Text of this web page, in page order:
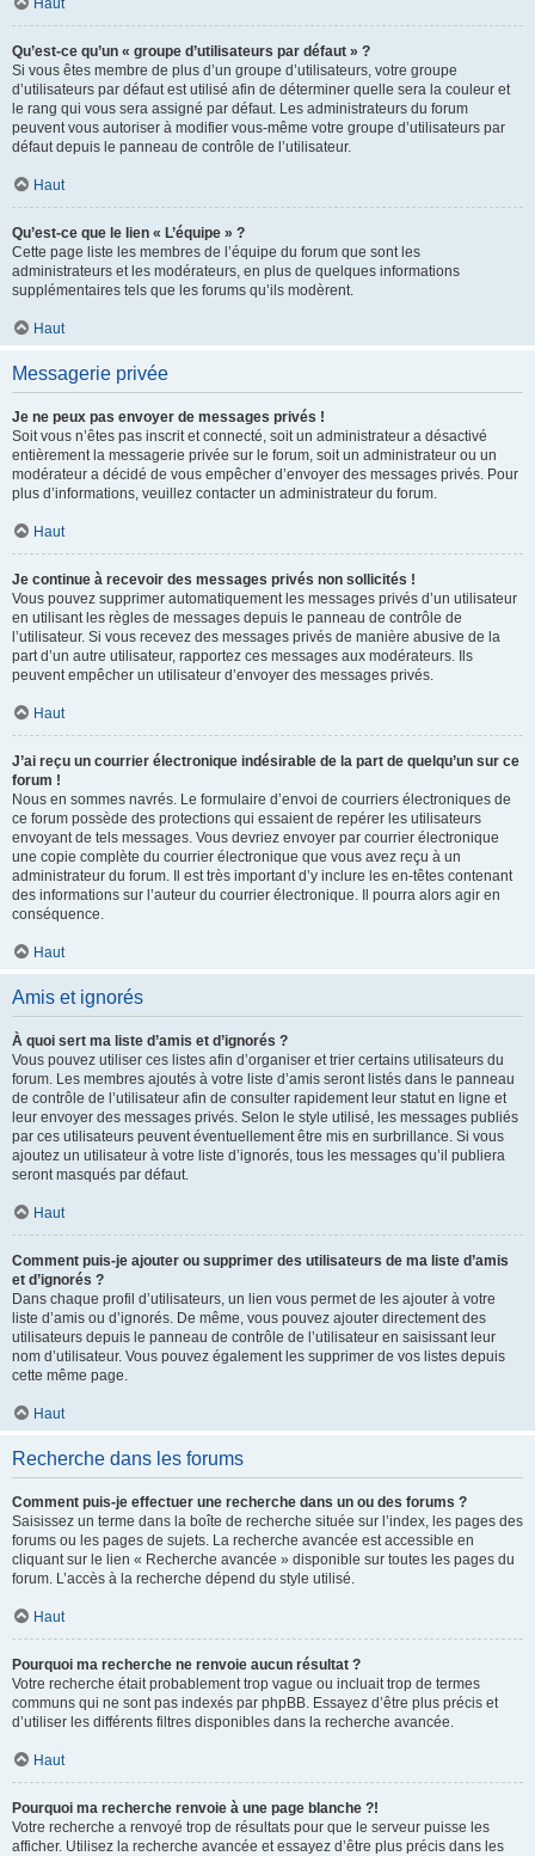
Haut
Qu’est-ce qu’un « groupe d’utilisateurs par défaut » ?
Si vous êtes membre de plus d’un groupe d’utilisateurs, votre groupe
d’utilisateurs par défaut est utilisé afin de déterminer quelle sera la couleur et
le rang qui vous sera assigné par défaut. Les administrateurs du forum
peuvent vous autoriser à modifier vous-même votre groupe d’utilisateurs par
défaut depuis le panneau de contrôle de l’utilisateur.
Haut
Qu’est-ce que le lien « L’équipe » ?
Cette page liste les membres de l’équipe du forum que sont les
administrateurs et les modérateurs, en plus de quelques informations
supplémentaires tels que les forums qu’ils modèrent.
Haut
Messagerie privée
Je ne peux pas envoyer de messages privés !
Soit vous n’êtes pas inscrit et connecté, soit un administrateur a désactivé
entièrement la messagerie privée sur le forum, soit un administrateur ou un
modérateur a décidé de vous empêcher d’envoyer des messages privés. Pour
plus d’informations, veuillez contacter un administrateur du forum.
Haut
Je continue à recevoir des messages privés non sollicités !
Vous pouvez supprimer automatiquement les messages privés d’un utilisateur
en utilisant les règles de messages depuis le panneau de contrôle de
l’utilisateur. Si vous recevez des messages privés de manière abusive de la
part d’un autre utilisateur, rapportez ces messages aux modérateurs. Ils
peuvent empêcher un utilisateur d’envoyer des messages privés.
Haut
J’ai reçu un courrier électronique indésirable de la part de quelqu’un sur ce
forum !
Nous en sommes navrés. Le formulaire d’envoi de courriers électroniques de
ce forum possède des protections qui essaient de repérer les utilisateurs
envoyant de tels messages. Vous devriez envoyer par courrier électronique
une copie complète du courrier électronique que vous avez reçu à un
administrateur du forum. Il est très important d’y inclure les en-têtes contenant
des informations sur l’auteur du courrier électronique. Il pourra alors agir en
conséquence.
Haut
Amis et ignorés
À quoi sert ma liste d’amis et d’ignorés ?
Vous pouvez utiliser ces listes afin d’organiser et trier certains utilisateurs du
forum. Les membres ajoutés à votre liste d’amis seront listés dans le panneau
de contrôle de l’utilisateur afin de consulter rapidement leur statut en ligne et
leur envoyer des messages privés. Selon le style utilisé, les messages publiés
par ces utilisateurs peuvent éventuellement être mis en surbrillance. Si vous
ajoutez un utilisateur à votre liste d’ignorés, tous les messages qu’il publiera
seront masqués par défaut.
Haut
Comment puis-je ajouter ou supprimer des utilisateurs de ma liste d’amis
et d’ignorés ?
Dans chaque profil d’utilisateurs, un lien vous permet de les ajouter à votre
liste d’amis ou d’ignorés. De même, vous pouvez ajouter directement des
utilisateurs depuis le panneau de contrôle de l’utilisateur en saisissant leur
nom d’utilisateur. Vous pouvez également les supprimer de vos listes depuis
cette même page.
Haut
Recherche dans les forums
Comment puis-je effectuer une recherche dans un ou des forums ?
Saisissez un terme dans la boîte de recherche située sur l’index, les pages des
forums ou les pages de sujets. La recherche avancée est accessible en
cliquant sur le lien « Recherche avancée » disponible sur toutes les pages du
forum. L’accès à la recherche dépend du style utilisé.
Haut
Pourquoi ma recherche ne renvoie aucun résultat ?
Votre recherche était probablement trop vague ou incluait trop de termes
communs qui ne sont pas indexés par phpBB. Essayez d’être plus précis et
d’utiliser les différents filtres disponibles dans la recherche avancée.
Haut
Pourquoi ma recherche renvoie à une page blanche ?!
Votre recherche a renvoyé trop de résultats pour que le serveur puisse les
afficher. Utilisez la recherche avancée et essayez d’être plus précis dans les